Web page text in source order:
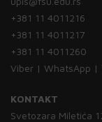
+381 11 4011216
+381 11 4011217
+381 11 4011260
Viber | WhatsApp |
KONTAKT
Svetozara Miletića